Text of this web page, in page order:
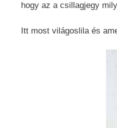
hogy az a csillagjegy
Itt most világoslila és